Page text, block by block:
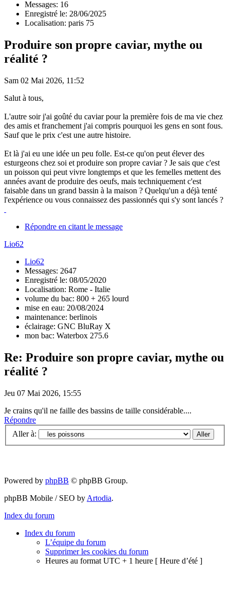
Messages: 16
Enregistré le: 28/06/2025
Localisation: paris 75
Produire son propre caviar, mythe ou
réalité ?
Sam 02 Mai 2026, 11:52
Salut à tous,
L'autre soir j'ai goûté du caviar pour la première fois de ma vie chez
des amis et franchement j'ai compris pourquoi les gens en sont fous.
Sauf que le prix c'est une autre histoire.
Et là j'ai eu une idée un peu folle. Est-ce qu'on peut élever des
esturgeons chez soi et produire son propre caviar ? Je sais que c'est
un poisson qui peut vivre longtemps et que les femelles mettent des
années avant de produire des oeufs, mais techniquement c'est
faisable dans un grand bassin à la maison ? Quelqu'un a déjà tenté
l'expérience ou vous connaissez des passionnés qui s'y sont lancés ?
Répondre en citant le message
Lio62
Lio62
Messages: 2647
Enregistré le: 08/05/2020
Localisation: Rome - Italie
volume du bac: 800 + 265 lourd
mise en eau: 20/08/2024
maintenance: berlinois
éclairage: GNC BluRay X
mon bac: Waterbox 275.6
Re: Produire son propre caviar, mythe ou
réalité ?
Jeu 07 Mai 2026, 15:55
Je crains qu'il ne faille des bassins de taille considérable....
Répondre
Aller à:
Powered by phpBB © phpBB Group.
phpBB Mobile / SEO by Artodia.
Index du forum
Index du forum
L’équipe du forum
Supprimer les cookies du forum
Heures au format UTC + 1 heure [ Heure d’été ]